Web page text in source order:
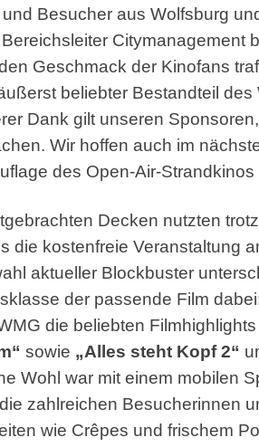
Besucher aus Wolfsburg
Citymanagement
Geschmack der Kinofans
beliebter Bestandteil
Dank gilt unseren
Wir hoffen auch im
des Open-Air-
Decken nutzten
die kostenfreie Veranstaltung
aktueller Blockbuster
der passende Film
die beliebten Filmhighlights
sowie „Alles steht Kopf 2“
Wohl war mit einem mobilen
zahlreichen Besucherinnen
wie Crêpes und frischem